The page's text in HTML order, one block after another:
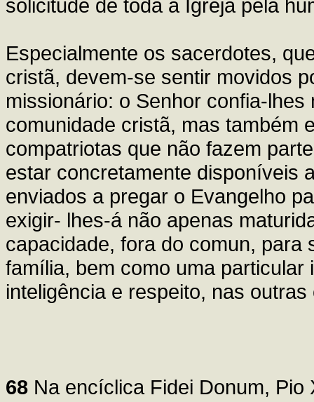
solicitude de toda a Igreja pela
Especialmente os sacerdotes,
cristã, devem-se sentir movidos
missionário: o Senhor confia-
comunidade cristã, mas também
compatriotas que não fazem
estar concretamente disponíveis
enviados a pregar o Evangelho
exigir- lhes-á não apenas
capacidade, fora do comun, para
família, bem como uma
inteligência e respeito, nas
68 Na encíclica Fidei Donum,